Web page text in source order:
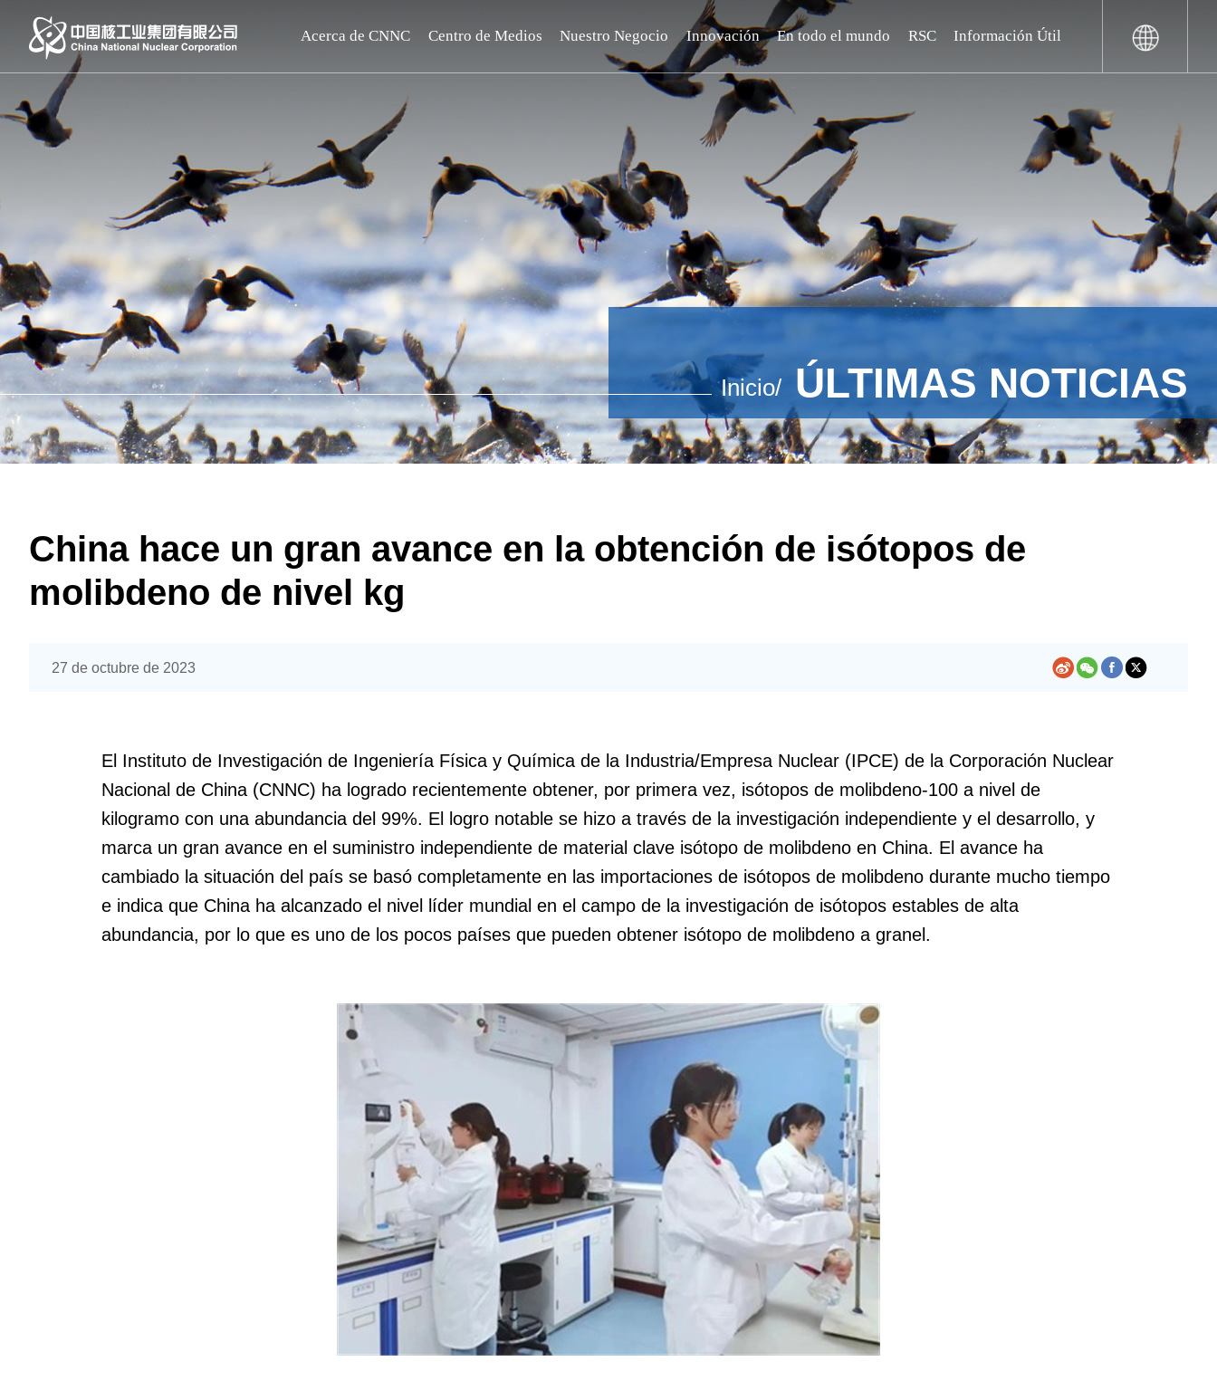
Acerca de CNNC Centro de Medios Nuestro Negocio Innovación En todo el mundo RSC Información Útil
Inicio/ ÚLTIMAS NOTICIAS
China hace un gran avance en la obtención de isótopos de
molibdeno de nivel kg
27 de octubre de 2023
El Instituto de Investigación de Ingeniería Física y Química de la Industria/Empresa Nuclear (IPCE) de la Corporación Nuclear
Nacional de China (CNNC) ha logrado recientemente obtener, por primera vez, isótopos de molibdeno-100 a nivel de
kilogramo con una abundancia del 99%. El logro notable se hizo a través de la investigación independiente y el desarrollo, y
marca un gran avance en el suministro independiente de material clave isótopo de molibdeno en China. El avance ha
cambiado la situación del país se basó completamente en las importaciones de isótopos de molibdeno durante mucho tiempo
e indica que China ha alcanzado el nivel líder mundial en el campo de la investigación de isótopos estables de alta
abundancia, por lo que es uno de los pocos países que pueden obtener isótopo de molibdeno a granel.